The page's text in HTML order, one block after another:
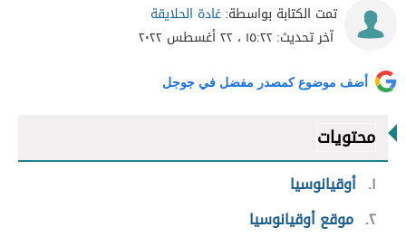
تمت الكتابة بواسطة:غادة الحلايقة
آخر تحديث:١٥:٢٢ ، ٢٢ أغسطس ٢٠٢٢
أضف موضوع كمصدر مفضل في جوجل
محتويات
١ أوقيانوسيا
٢ موقع أوقيانوسيا